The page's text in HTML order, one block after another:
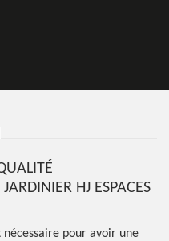
HJ ESPACES
pour avoir une